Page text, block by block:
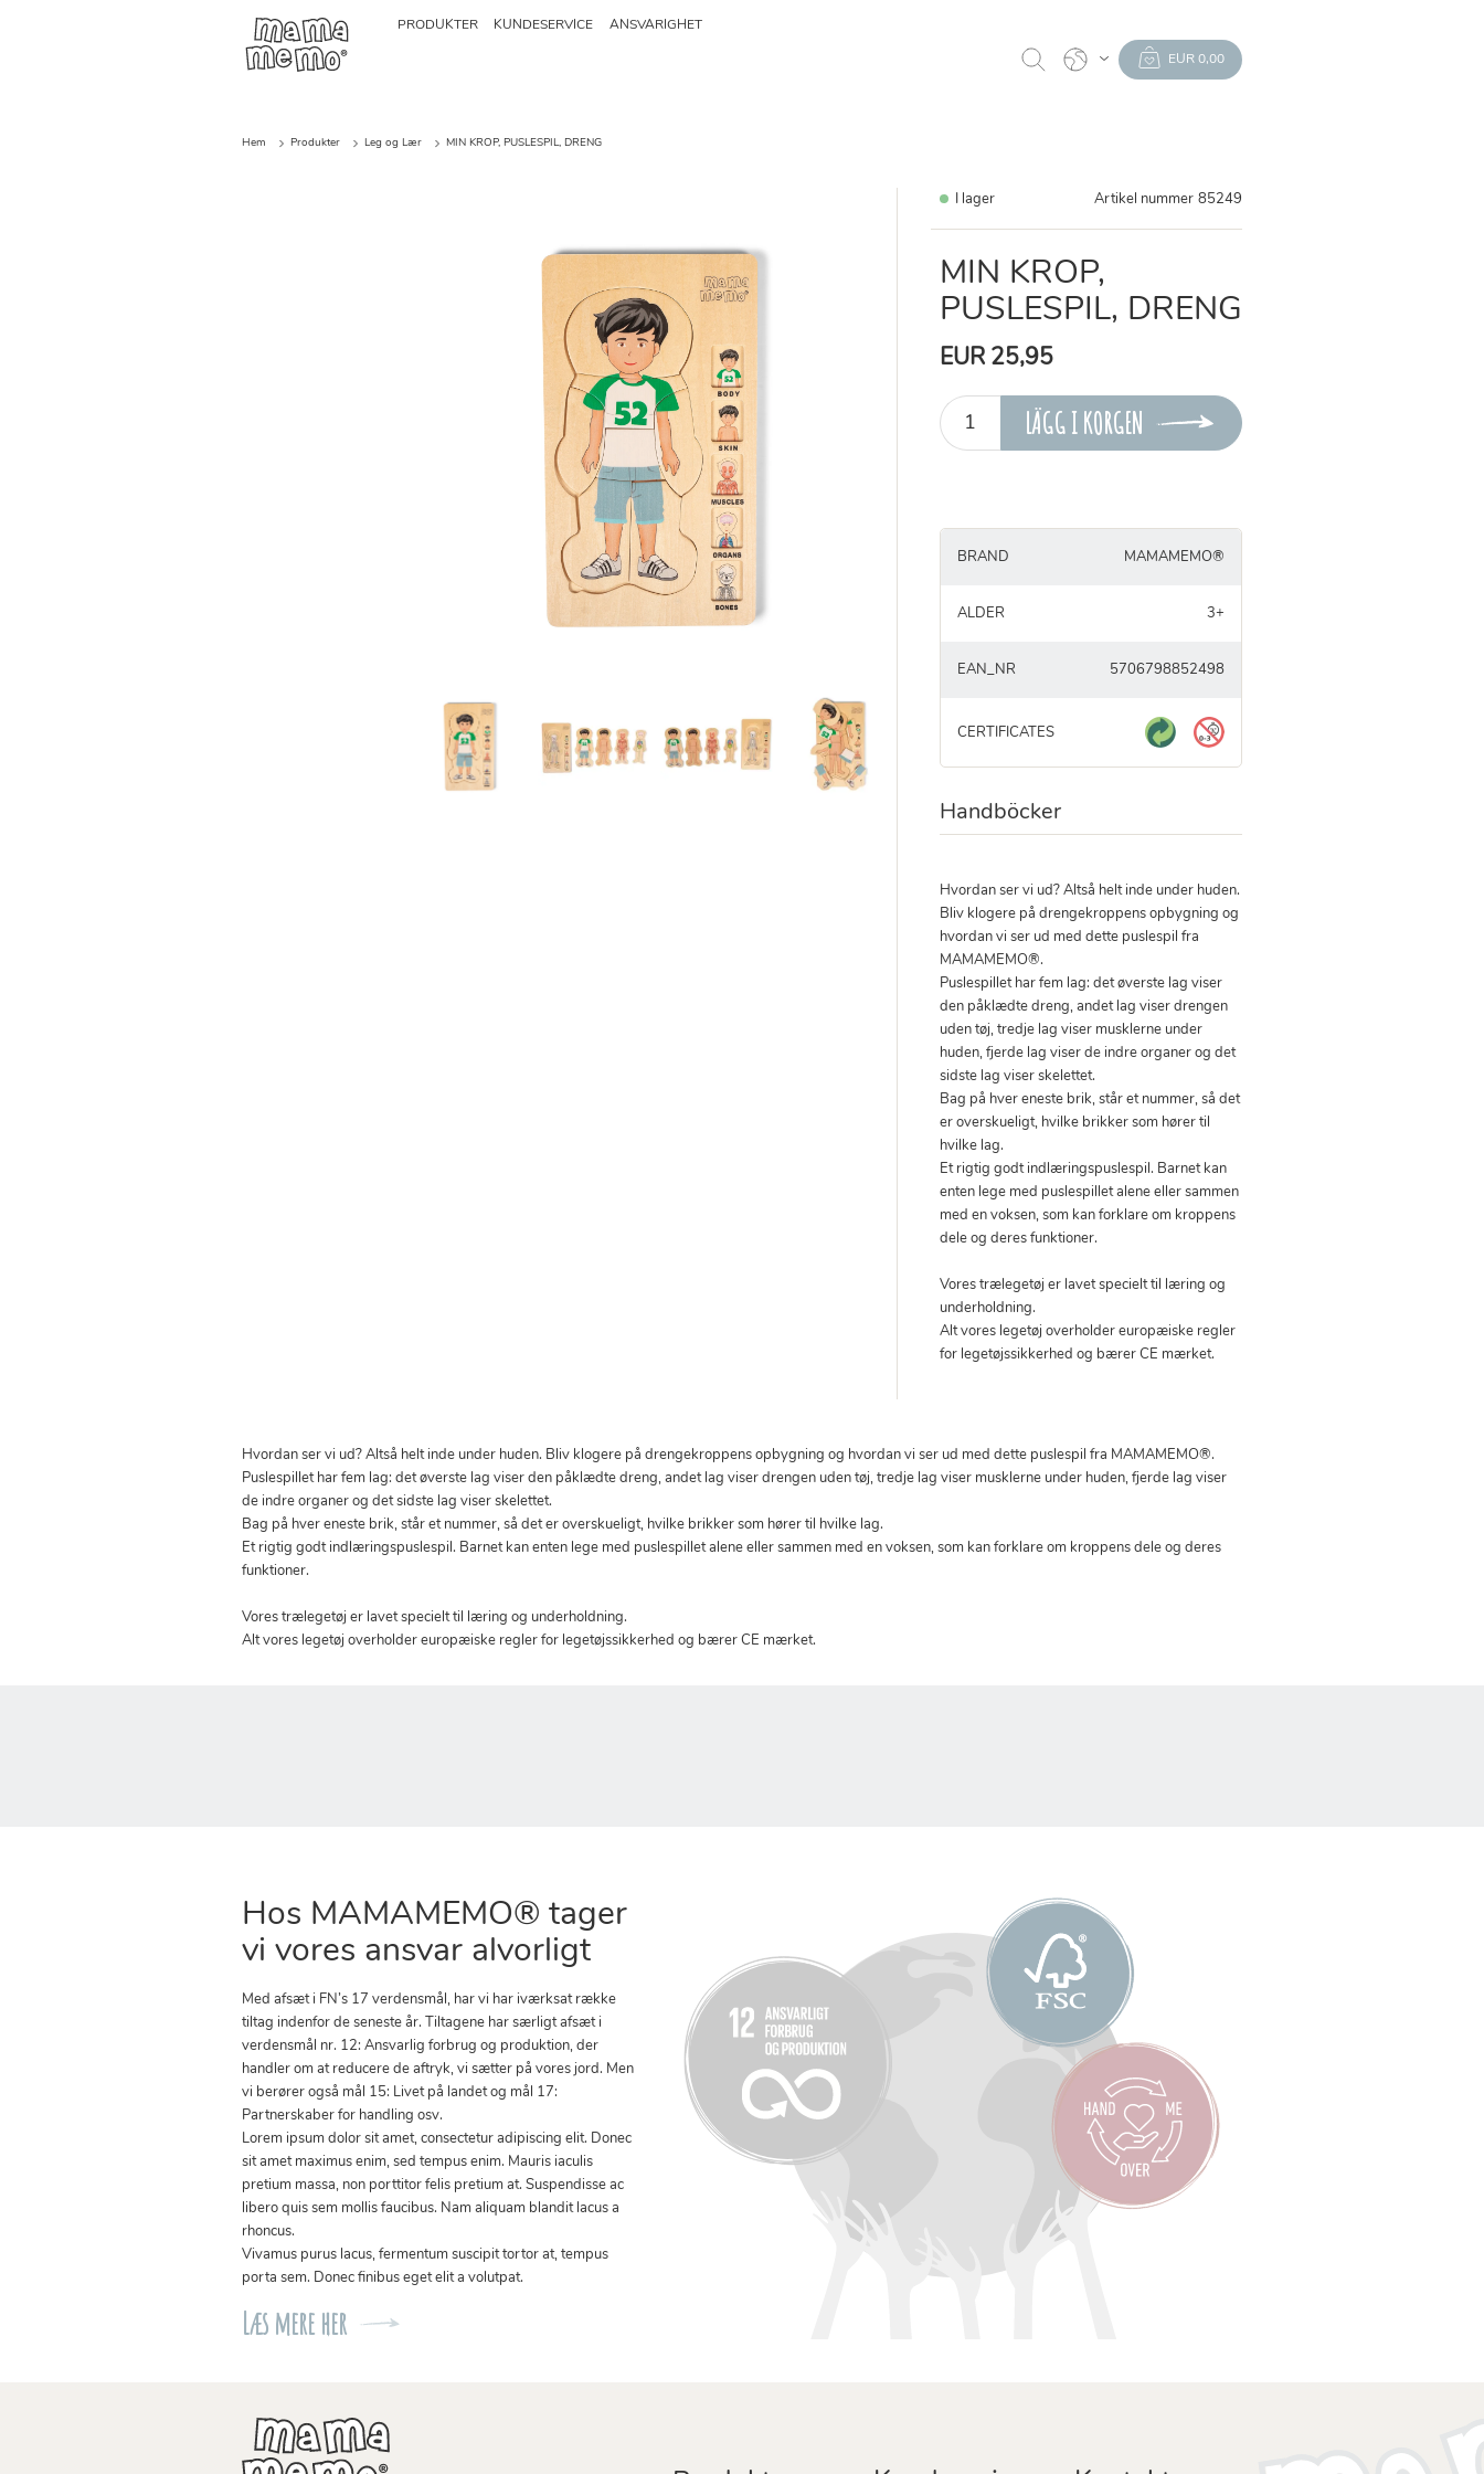
PRODUKTER KUNDESERVICE ANSVARIGHET
EUR 0,00
Hem Produkter Leg og Lær MIN KROP, PUSLESPIL, DRENG
I lager Artikel nummer 85249
MIN KROP,
PUSLESPIL, DRENG
EUR 25,95
LÄGG I KORGEN
BRAND MAMAMEMO®
ALDER 3+
EAN_NR 5706798852498
CERTIFICATES
Handböcker
Hvordan ser vi ud? Altså helt inde under huden.
Bliv klogere på drengekroppens opbygning og
hvordan vi ser ud med dette puslespil fra
MAMAMEMO®.
Puslespillet har fem lag: det øverste lag viser
den påklædte dreng, andet lag viser drengen
uden tøj, tredje lag viser musklerne under
huden, fjerde lag viser de indre organer og det
sidste lag viser skelettet.
Bag på hver eneste brik, står et nummer, så det
er overskueligt, hvilke brikker som hører til
hvilke lag.
Et rigtig godt indlæringspuslespil. Barnet kan
enten lege med puslespillet alene eller sammen
med en voksen, som kan forklare om kroppens
dele og deres funktioner.
Vores trælegetøj er lavet specielt til læring og
underholdning.
Alt vores legetøj overholder europæiske regler
for legetøjssikkerhed og bærer CE mærket.
Hvordan ser vi ud? Altså helt inde under huden. Bliv klogere på drengekroppens opbygning og hvordan vi ser ud med dette puslespil fra MAMAMEMO®.
Puslespillet har fem lag: det øverste lag viser den påklædte dreng, andet lag viser drengen uden tøj, tredje lag viser musklerne under huden, fjerde lag viser
de indre organer og det sidste lag viser skelettet.
Bag på hver eneste brik, står et nummer, så det er overskueligt, hvilke brikker som hører til hvilke lag.
Et rigtig godt indlæringspuslespil. Barnet kan enten lege med puslespillet alene eller sammen med en voksen, som kan forklare om kroppens dele og deres
funktioner.
Vores trælegetøj er lavet specielt til læring og underholdning.
Alt vores legetøj overholder europæiske regler for legetøjssikkerhed og bærer CE mærket.
Hos MAMAMEMO® tager
vi vores ansvar alvorligt
Med afsæt i FN’s 17 verdensmål, har vi har iværksat række
tiltag indenfor de seneste år. Tiltagene har særligt afsæt i
verdensmål nr. 12: Ansvarlig forbrug og produktion, der
handler om at reducere de aftryk, vi sætter på vores jord. Men
vi berører også mål 15: Livet på landet og mål 17:
Partnerskaber for handling osv.
Lorem ipsum dolor sit amet, consectetur adipiscing elit. Donec
sit amet maximus enim, sed tempus enim. Mauris iaculis
pretium massa, non porttitor felis pretium at. Suspendisse ac
libero quis sem mollis faucibus. Nam aliquam blandit lacus a
rhoncus.
Vivamus purus lacus, fermentum suscipit tortor at, tempus
porta sem. Donec finibus eget elit a volutpat.
Læs mere her